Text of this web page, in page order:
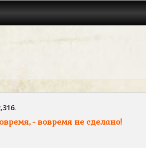
.
- вовремя не сделано!